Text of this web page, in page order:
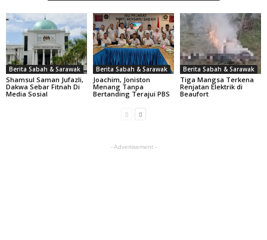
Berita Sabah & Sarawak
Shamsul Saman Jufazli,
Dakwa Sebar Fitnah Di
Media Sosial
Berita Sabah & Sarawak
Joachim, Joniston
Menang Tanpa
Bertanding Terajui PBS
Berita Sabah & Sarawak
Tiga Mangsa Terkena
Renjatan Elektrik di
Beaufort
- Advertisement -